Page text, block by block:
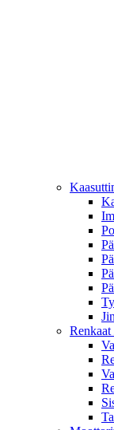
Renkaat